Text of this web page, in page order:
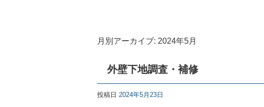
月別アーカイブ: 2024年5月
外壁下地調査・補修
投稿日 2024年5月23日